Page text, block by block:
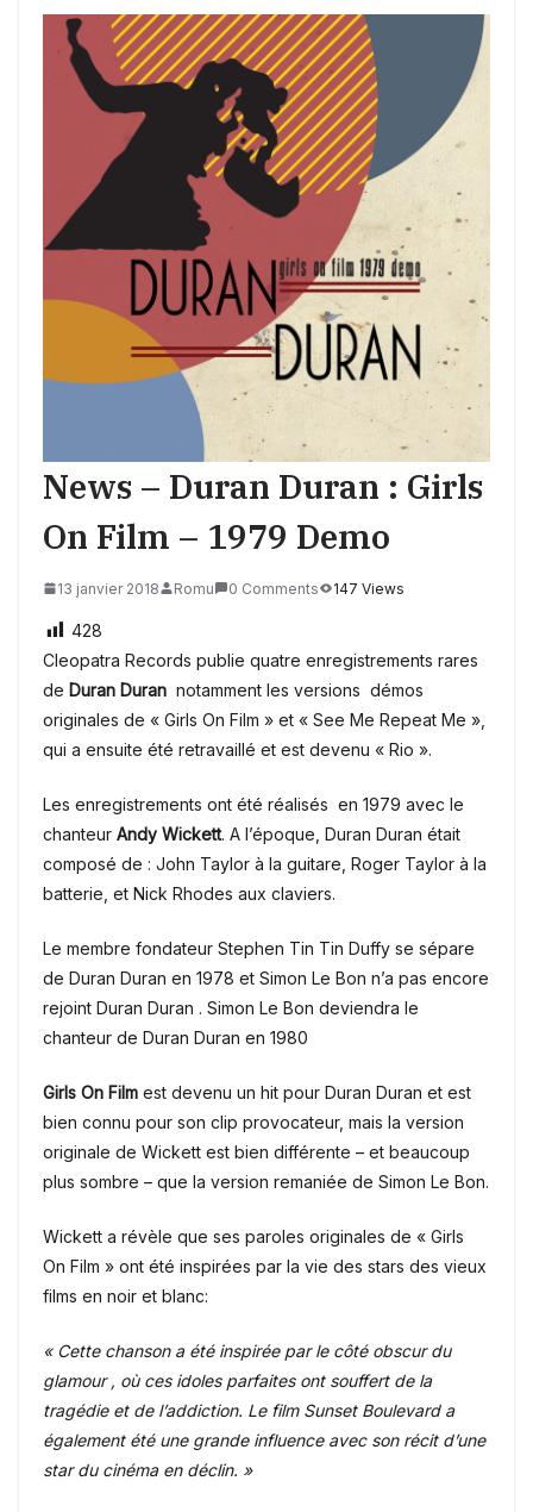
News – Duran Duran : Girls
On Film – 1979 Demo
13 janvier 2018 Romu 0 Comments 147 Views
428
Cleopatra Records publie quatre enregistrements rares
de Duran Duran notamment les versions démos
originales de « Girls On Film » et « See Me Repeat Me »,
qui a ensuite été retravaillé et est devenu « Rio ».
Les enregistrements ont été réalisés en 1979 avec le
chanteur Andy Wickett. A l’époque, Duran Duran était
composé de : John Taylor à la guitare, Roger Taylor à la
batterie, et Nick Rhodes aux claviers.
Le membre fondateur Stephen Tin Tin Duffy se sépare
de Duran Duran en 1978 et Simon Le Bon n’a pas encore
rejoint Duran Duran . Simon Le Bon deviendra le
chanteur de Duran Duran en 1980
Girls On Film est devenu un hit pour Duran Duran et est
bien connu pour son clip provocateur, mais la version
originale de Wickett est bien différente – et beaucoup
plus sombre – que la version remaniée de Simon Le Bon.
Wickett a révèle que ses paroles originales de « Girls
On Film » ont été inspirées par la vie des stars des vieux
films en noir et blanc:
« Cette chanson a été inspirée par le côté obscur du
glamour , où ces idoles parfaites ont souffert de la
tragédie et de l’addiction. Le film Sunset Boulevard a
également été une grande influence avec son récit d’une
star du cinéma en déclin. »